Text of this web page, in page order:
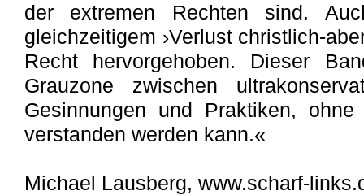
der extremen Rechten sind.
gleichzeitigem ›Verlust christlich-
Recht hervorgehoben. Dieser
Grauzone zwischen
Gesinnungen und Praktiken,
verstanden werden kann.«
Michael Lausberg, www.scharf-